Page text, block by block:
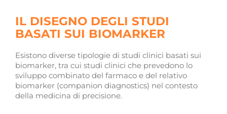
IL DISEGNO DEGLI STUDI
BASATI SUI BIOMARKER
Esistono diverse tipologie di studi clinici basati sui
biomarker, tra cui studi clinici che prevedono lo
sviluppo combinato del farmaco e del relativo
biomarker (companion diagnostics) nel contesto
della medicina di precisione.